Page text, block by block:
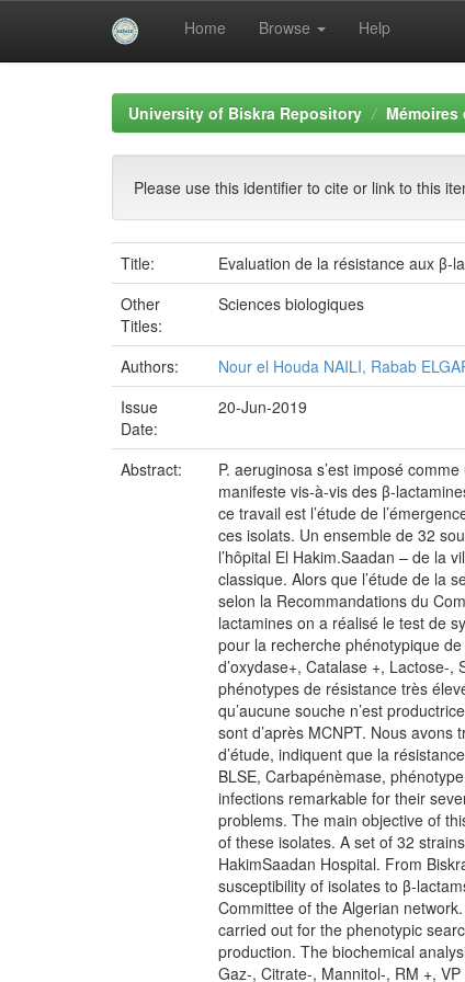
Home Browse Help
University of Biskra Repository Mémoires
Please use this identifier to cite or link to this
Title:
Evaluation de la résistance aux β-
Other
Titles:
Sciences biologiques
Authors:
Nour el Houda NAILI, Rabab
Issue
Date:
20-Jun-2019
Abstract:
P. aeruginosa s’est imposé
manifeste vis-à-vis des β-
ce travail est l’étude de
ces isolats. Un ensemble de 32
l’hôpital El Hakim.Saadan – de la
classique. Alors que l’étude de la
selon la Recommandations du
lactamines on a réalisé le test de
pour la recherche phénotypique
d’oxydase+, Catalase +, Lactose-
phénotypes de résistance très
qu’aucune souche n’est
sont d’après MCNPT. Nous
d’étude, indiquent que la
BLSE, Carbapénèmase,
infections remarkable for their
problems. The main objective of
of these isolates. A set of 32
HakimSaadan Hospital. From
susceptibility of isolates to β-
Committee of the Algerian
carried out for the phenotypic
production. The biochemical
Gaz-, Citrate-, Mannitol-, RM +,